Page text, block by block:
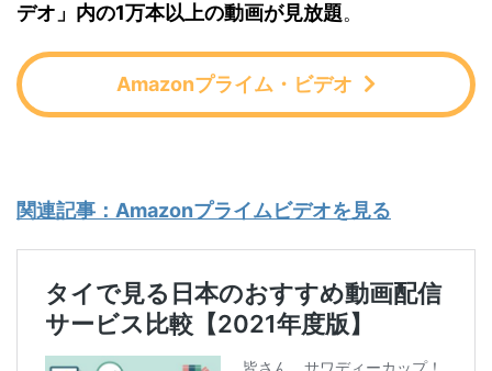
デオ」内の1万本以上の動画が見放題。
Amazonプライム・ビデオ
関連記事：Amazonプライムビデオを見る